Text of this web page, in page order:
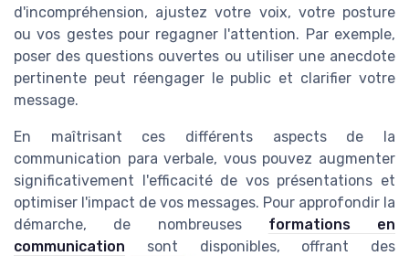
d'incompréhension, ajustez votre voix, votre posture
ou vos gestes pour regagner l'attention. Par exemple,
poser des questions ouvertes ou utiliser une anecdote
pertinente peut réengager le public et clarifier votre
message.
En maîtrisant ces différents aspects de la
communication para verbale, vous pouvez augmenter
significativement l'efficacité de vos présentations et
optimiser l'impact de vos messages. Pour approfondir la
démarche, de nombreuses formations en
communication sont disponibles, offrant des